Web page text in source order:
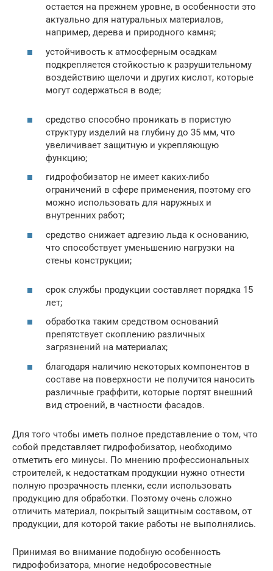
остается на прежнем уровне, в особенности это
актуально для натуральных материалов,
например, дерева и природного камня;
устойчивость к атмосферным осадкам
подкрепляется стойкостью к разрушительному
воздействию щелочи и других кислот, которые
могут содержаться в воде;
средство способно проникать в пористую
структуру изделий на глубину до 35 мм, что
увеличивает защитную и укрепляющую
функцию;
гидрофобизатор не имеет каких-либо
ограничений в сфере применения, поэтому его
можно использовать для наружных и
внутренних работ;
средство снижает адгезию льда к основанию,
что способствует уменьшению нагрузки на
стены конструкции;
срок службы продукции составляет порядка 15
лет;
обработка таким средством оснований
препятствует скоплению различных
загрязнений на материалах;
благодаря наличию некоторых компонентов в
составе на поверхности не получится наносить
различные граффити, которые портят внешний
вид строений, в частности фасадов.
Для того чтобы иметь полное представление о том, что
собой представляет гидрофобизатор, необходимо
отметить его минусы. По мнению профессиональных
строителей, к недостаткам продукции нужно отнести
полную прозрачность пленки, если использовать
продукцию для обработки. Поэтому очень сложно
отличить материал, покрытый защитным составом, от
продукции, для которой такие работы не выполнялись.
Принимая во внимание подобную особенность
гидрофобизатора, многие недобросовестные